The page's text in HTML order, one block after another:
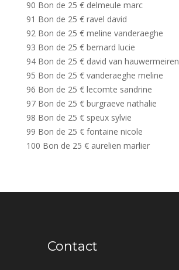
90 Bon de 25 € delmeule marc
91 Bon de 25 € ravel david
92 Bon de 25 € meline vanderaeghe
93 Bon de 25 € bernard lucie
94 Bon de 25 € david van hauwermeiren
95 Bon de 25 € vanderaeghe meline
96 Bon de 25 € lecomte sandrine
97 Bon de 25 € burgraeve nathalie
98 Bon de 25 € speux sylvie
99 Bon de 25 € fontaine nicole
100 Bon de 25 € aurelien marlier
Contact